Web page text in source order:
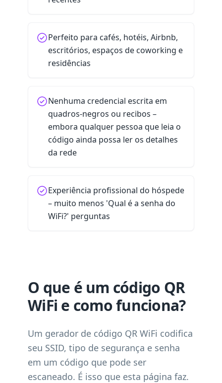
Perfeito para cafés, hotéis, Airbnb,
escritórios, espaços de coworking e
residências
Nenhuma credencial escrita em
quadros-negros ou recibos –
embora qualquer pessoa que leia o
código ainda possa ler os detalhes
da rede
Experiência profissional do hóspede
– muito menos 'Qual é a senha do
WiFi?' perguntas
O que é um código QR
WiFi e como funciona?
Um gerador de código QR WiFi codifica
seu SSID, tipo de segurança e senha
em um código que pode ser
escaneado. É isso que esta página faz.